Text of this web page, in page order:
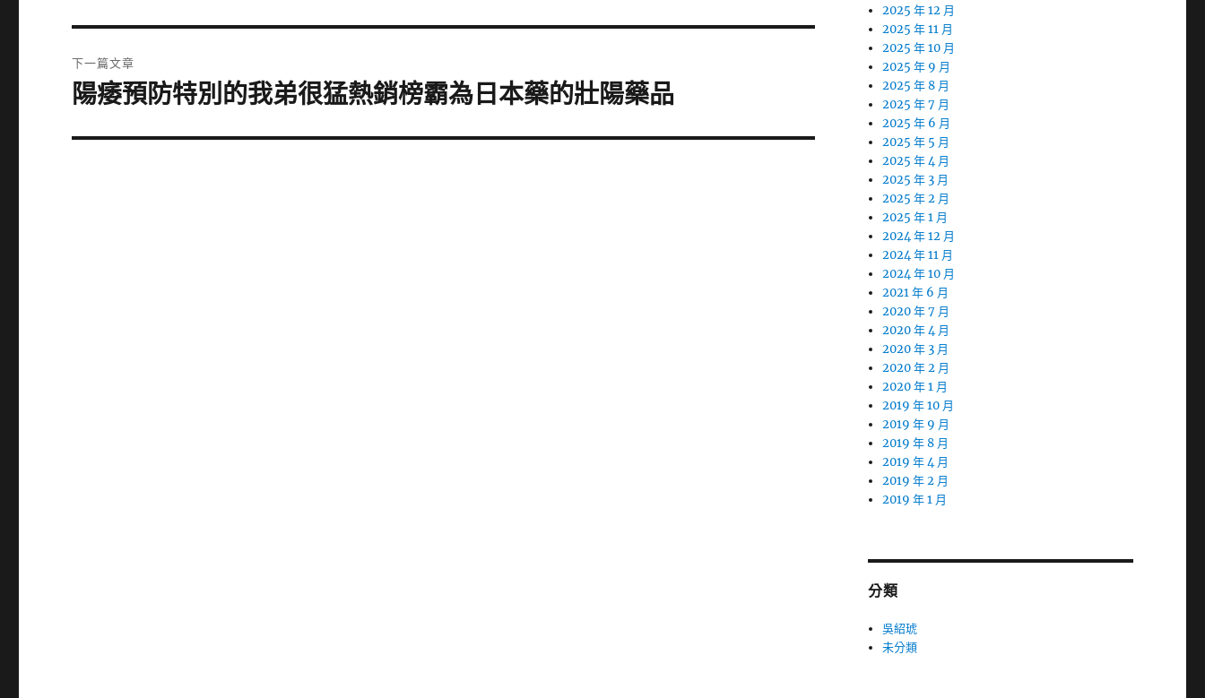
篇
文
章:
下一篇文章
下
篇
陽痿預防特別的我弟很猛熱銷榜霸為日本藥的壯陽藥品
2025 年 12 月
2025 年 11 月
2025 年 10 月
2025 年 9 月
2025 年 8 月
2025 年 7 月
2025 年 6 月
2025 年 5 月
2025 年 4 月
2025 年 3 月
2025 年 2 月
2025 年 1 月
2024 年 12 月
2024 年 11 月
2024 年 10 月
2021 年 6 月
2020 年 7 月
2020 年 4 月
2020 年 3 月
2020 年 2 月
2020 年 1 月
2019 年 10 月
2019 年 9 月
2019 年 8 月
2019 年 4 月
2019 年 2 月
2019 年 1 月
分類
吳紹琥
未分類